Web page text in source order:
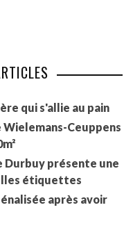
qui s'allie au pain
Wielemans-Ceuppens
Durbuy présente une
étiquettes
après avoir